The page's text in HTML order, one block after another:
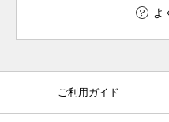
よ
ご利用ガイド